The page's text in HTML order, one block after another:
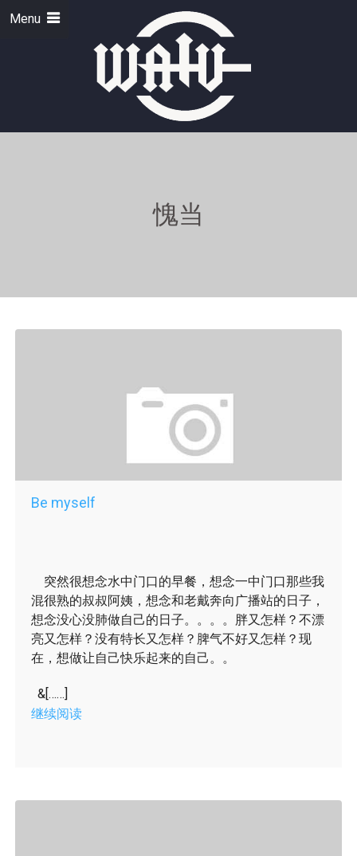
Menu
愧当
Be myself
突然很想念水中门口的早餐，想念一中门口那些我
混很熟的叔叔阿姨，想念和老戴奔向广播站的日子，
想念没心没肺做自己的日子。。。。胖又怎样？不漂
亮又怎样？没有特长又怎样？脾气不好又怎样？现
在，想做让自己快乐起来的自己。。
&[……]
继续阅读